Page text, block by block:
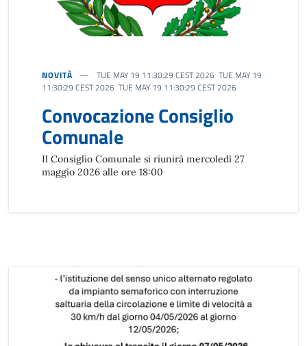
NOVITÀ
TUE MAY 19 11:30:29 CEST 2026 TUE MAY 19
11:30:29 CEST 2026 TUE MAY 19 11:30:29 CEST 2026
Convocazione Consiglio
Comunale
Il Consiglio Comunale si riunirà mercoledì 27
maggio 2026 alle ore 18:00